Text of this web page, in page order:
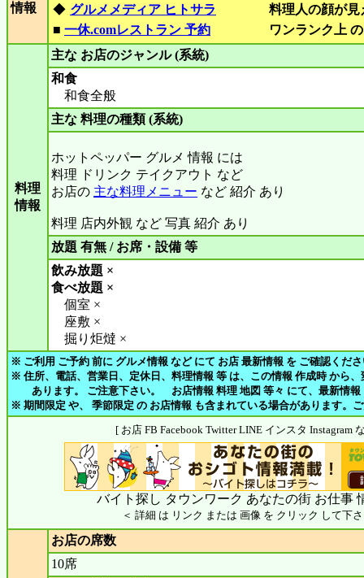
情報
◆ グルメメディア ヒトサラ
料理人の顔が
■ 一休.comレストラン 予約 ワンランク上
料理
情報
主な お店のジャンル (系統)
和食
和食全般
主な 料理の種類 (系統)
ホットペッパー グルメ 情報 には
料理 ドリンク テイクアウト など
お店の 主な料理メニュー など 紹介 あり
料理 店内外観 など 写真 紹介 あり
放題 有無 / お席・設備 等
飲み放題 ×
食べ放題 ×
個室 ×
座敷 ×
掘り炬燵 ×
※ ご利用 ご予約 前に グルメ情報 など にて お店 最新情報 を ご確認くだ
※ 住所、電話、営業日、定休日、料理情報 等 は、この情報 作成時 から
あります。 ご注意下さい。 お店情報 料理 地図 等々 にて、最新情報
※ 期間限定 や、 季節限定 の お店情報 も含まれている場合があります。
[ お店 FB Facebook Twitter LINE インスタ Instagram
バイト探し タウンワーク あなたの街 お仕事
＜ 詳細 は リンク または 画像 を クリック して下
お店の席数
10席